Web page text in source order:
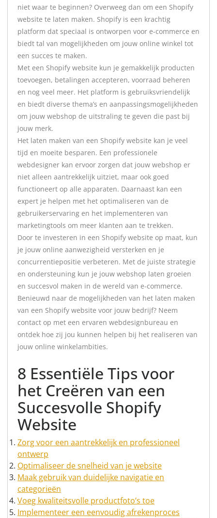
niet waar te beginnen? Overweeg dan om een Shopify
website te laten maken. Shopify is een krachtig
platform dat speciaal is ontworpen voor e-commerce en
biedt tal van mogelijkheden om jouw online winkel tot
een succes te maken.
Met een Shopify website kun je gemakkelijk producten
toevoegen, betalingen accepteren, voorraad beheren
en nog veel meer. Het platform is gebruiksvriendelijk
en biedt diverse thema’s en aanpassingsmogelijkheden
om jouw webshop de uitstraling te geven die past bij
jouw merk.
Het laten maken van een Shopify website kan je veel
tijd en moeite besparen. Een professionele
webdesigner kan ervoor zorgen dat jouw webshop er
niet alleen aantrekkelijk uitziet, maar ook goed
functioneert op alle apparaten. Daarnaast kan een
expert je helpen met het optimaliseren van de
gebruikerservaring en het implementeren van
marketingtools om meer klanten aan te trekken.
Door te investeren in een Shopify website op maat, kun
je jouw online aanwezigheid versterken en je
concurrentiepositie verbeteren. Met de juiste strategie
en ondersteuning kun je jouw webshop laten groeien
en succesvol maken in de wereld van e-commerce.
Benieuwd naar de mogelijkheden van het laten maken
van een Shopify website voor jouw bedrijf? Neem
contact op met een ervaren webdesignbureau en
ontdek hoe zij jou kunnen helpen bij het realiseren van
jouw online winkelambities.
8 Essentiële Tips voor
het Creëren van een
Succesvolle Shopify
Website
Zorg voor een aantrekkelijk en professioneel
ontwerp
Optimaliseer de snelheid van je website
Maak gebruik van duidelijke navigatie en
categorieën
Voeg kwaliteitsvolle productfoto’s toe
Implementeer een eenvoudig afrekenproces